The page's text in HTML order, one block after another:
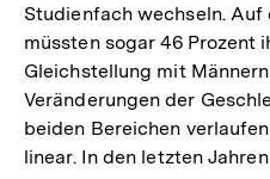
Studienfach wechseln.
müssten sogar 46 Prozent
Gleichstellung mit
Veränderungen der
beiden Bereichen
linear. In den letzten